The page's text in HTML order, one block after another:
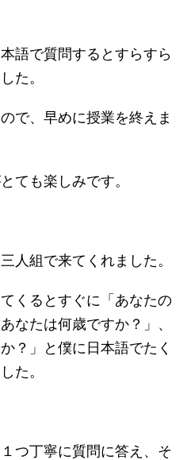
語で質問するとすらすら
た。
で、早めに授業を終えま
ても楽しみです。
人組で来てくれました。
くるとすぐに「あなたの
なたは何歳ですか？」、
？」と僕に日本語でたく
た。
つ丁寧に質問に答え、そ